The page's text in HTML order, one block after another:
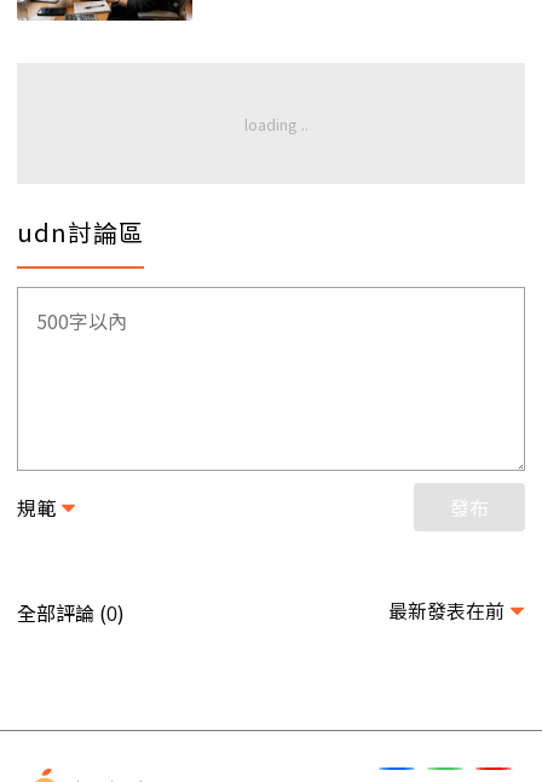
udn討論區
規範 發布
全部評論 (0) 最新發表在前